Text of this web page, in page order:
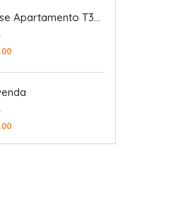
Apartamento T3...